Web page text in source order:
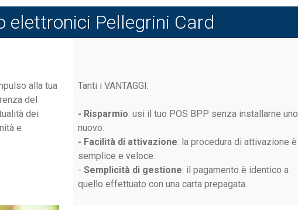
elettronici Pellegrini Card
alla tua
del
dei
e
Tanti i VANTAGGI:
- Risparmio: usi il tuo POS BPP senza installarne uno
nuovo.
- Facilità di attivazione: la procedura di attivazione è
semplice e veloce.
-Semplicità di gestione: il pagamento è identico a
quello effettuato con una carta prepagata.